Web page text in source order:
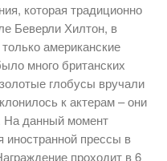
которая традиционно
Беверли Хилтон, в
американские
много британских
глобусы вручали
к актерам – они
На данный момент
прессы в
проходит в 6